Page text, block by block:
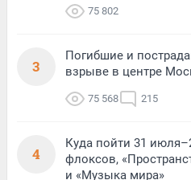
75 802
3
Погибшие и
взрыве в центре
75 568 215
4
Куда пойти 31
флоксов,
и «Музыка мира»